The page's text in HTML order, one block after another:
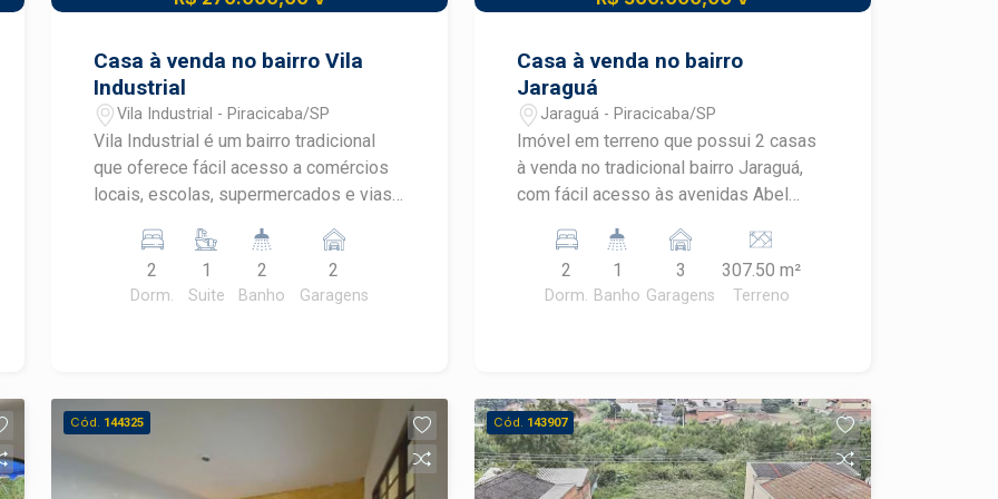
Casa à venda no bairro Vila
Industrial
Vila Industrial - Piracicaba/SP
Vila Industrial é um bairro tradicional
que oferece fácil acesso a comércios
locais, escolas, supermercados e vias
praticidade e qualidade de vida para
quem busca morar em uma região bem
estruturada. Casa à venda no bairro Vila
cozinha ampla, ideal para o dia a dia da
família Banheiro: banheiro social
Lavanderia: espaço no quintal
destinado à lavanderia Quintal com bom
2
Dorm.
1
Suite
2
Banho
2
Garagens
Casa à venda no bairro
Jaraguá
Jaraguá - Piracicaba/SP
Imóvel em terreno que possui 2 casas
à venda no tradicional bairro Jaraguá,
com fácil acesso às avenidas Abel
proporcionando lazer, comércios e
serviços a poucos metros de distância.
- 190m² de área útil; - 2 dormitórios; -
- 3 vagas de garagem. Construa o seu
futuro com quem é agente de
desenvolvimento do mercado
imobiliário de Piracicaba. Agende sua
2
Dorm.
1
Banho
3
Garagens
307.50 m²
Terreno
Cód. 144325 Cód. 143907